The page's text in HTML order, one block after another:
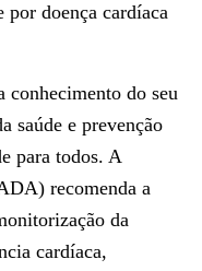
por doença cardíaca
conhecimento do seu
saúde e prevenção
para todos. A
recomenda a
da
cardíaca,